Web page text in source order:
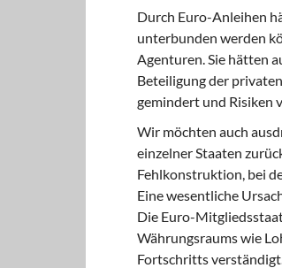
Durch Euro-Anleihen
unterbunden werden
Agenturen. Sie hätten
Beteiligung der
gemindert und Risiken
Wir möchten auch
einzelner Staaten
Fehlkonstruktion, bei
Eine wesentliche
Die Euro-
Währungsraums wie
Fortschritts